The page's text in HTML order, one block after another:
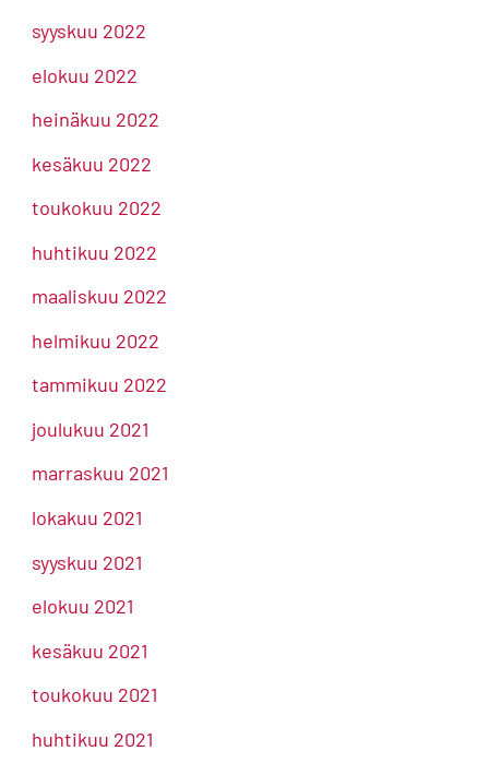
syyskuu 2022
elokuu 2022
heinäkuu 2022
kesäkuu 2022
toukokuu 2022
huhtikuu 2022
maaliskuu 2022
helmikuu 2022
tammikuu 2022
joulukuu 2021
marraskuu 2021
lokakuu 2021
syyskuu 2021
elokuu 2021
kesäkuu 2021
toukokuu 2021
huhtikuu 2021